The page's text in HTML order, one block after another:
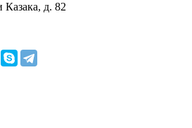
Казака, д. 82